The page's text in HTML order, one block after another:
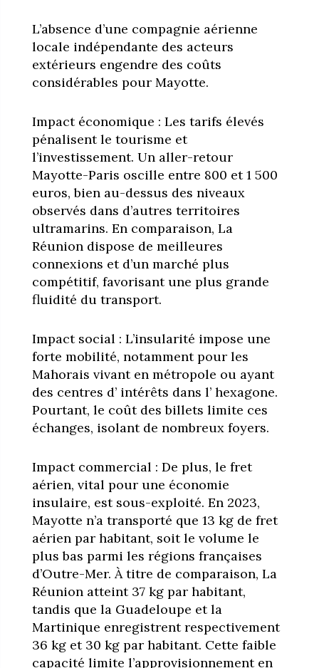
L’absence d’une compagnie aérienne
locale indépendante des acteurs
extérieurs engendre des coûts
considérables pour Mayotte.
Impact économique : Les tarifs élevés
pénalisent le tourisme et
l’investissement. Un aller-retour
Mayotte-Paris oscille entre 800 et 1 500
euros, bien au-dessus des niveaux
observés dans d’autres territoires
ultramarins. En comparaison, La
Réunion dispose de meilleures
connexions et d’un marché plus
compétitif, favorisant une plus grande
fluidité du transport.
Impact social : L’insularité impose une
forte mobilité, notamment pour les
Mahorais vivant en métropole ou ayant
des centres d’ intérêts dans l’ hexagone.
Pourtant, le coût des billets limite ces
échanges, isolant de nombreux foyers.
Impact commercial : De plus, le fret
aérien, vital pour une économie
insulaire, est sous-exploité. En 2023,
Mayotte n’a transporté que 13 kg de fret
aérien par habitant, soit le volume le
plus bas parmi les régions françaises
d’Outre-Mer. À titre de comparaison, La
Réunion atteint 37 kg par habitant,
tandis que la Guadeloupe et la
Martinique enregistrent respectivement
36 kg et 30 kg par habitant. Cette faible
capacité limite l’approvisionnement en